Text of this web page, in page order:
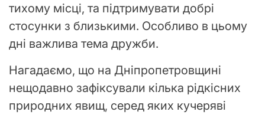
тихому місці, та підтримувати добрі
стосунки з близькими. Особливо в цьому
дні важлива тема дружби.
Нагадаємо, що на Дніпропетровщині
нещодавно зафіксували кілька рідкісних
природних явищ, серед яких кучеряві